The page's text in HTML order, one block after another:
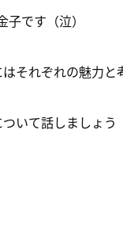
です（泣）
それぞれの魅力
いて話しましょう